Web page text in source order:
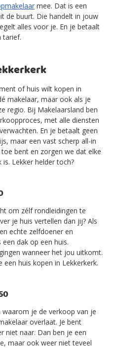
mee. Dat is een
de buurt. Die handelt in jouw
alles voor je. En je betaalt
tarief.
of huis wilt kopen in
makelaar, maar ook als je
regio. Bij Makelaarsland ben
met alle diensten
En je betaalt geen
maar een vast scherp all-in
bent en zorgen we dat elke
Lekker helder toch?
om zélf rondleidingen te
je huis vertellen dan jij? Als
echte zelfdoener en
dak op een huis.
wanneer het jou uitkomt.
huis kopen in Lekkerkerk.
waarom je de verkoop van je
overlaat. Je bent
niet naar. Dan ben je een
maar ook weer niet teveel